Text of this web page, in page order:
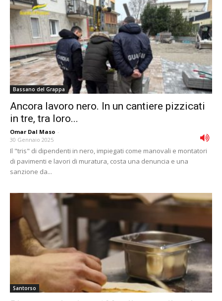
Bassano del Grappa
Ancora lavoro nero. In un cantiere pizzicati
in tre, tra loro...
Omar Dal Maso -
30 Gennaio 2025
Il "tris" di dipendenti in nero, impiegati come manovali e montatori
di pavimenti e lavori di muratura, costa una denuncia e una
sanzione da...
Santorso